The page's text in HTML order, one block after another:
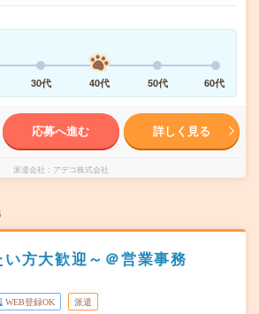
30代 40代 50代 60代
応募へ進む 詳しく見る
派遣会社 アデコ株式会社
い方大歓迎～＠営業事務
WEB登録OK 派遣